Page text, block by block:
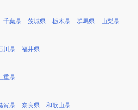
千葉県 茨城県 栃木県 群馬県 山梨県
川県 福井県
重県
賀県 奈良県 和歌山県